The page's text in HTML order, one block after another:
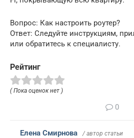
Вопрос: Как настроить роутер?
Ответ: Следуйте инструкциям,
или обратитесь к специалисту.
Рейтинг
( Пока оценок нет )
0
Елена Смирнова / автор статьи